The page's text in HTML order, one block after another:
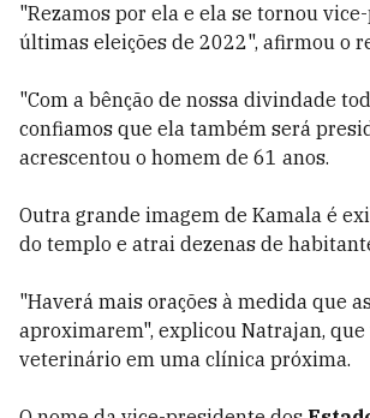
"Rezamos por ela e ela se tornou
últimas eleições de 2022", afirmou o
"Com a bênção de nossa divindade
confiamos que ela também será
acrescentou o homem de 61 anos.
Outra grande imagem de Kamala é
do templo e atrai dezenas de
"Haverá mais orações à medida que
aproximarem", explicou Natrajan, que
veterinário em uma clínica próxima.